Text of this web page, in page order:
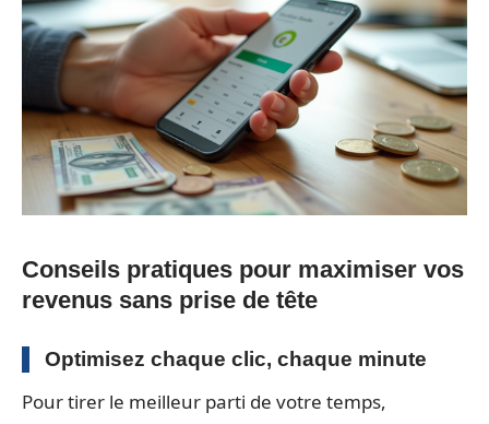
Conseils pratiques pour maximiser vos
revenus sans prise de tête
Optimisez chaque clic, chaque minute
Pour tirer le meilleur parti de votre temps,